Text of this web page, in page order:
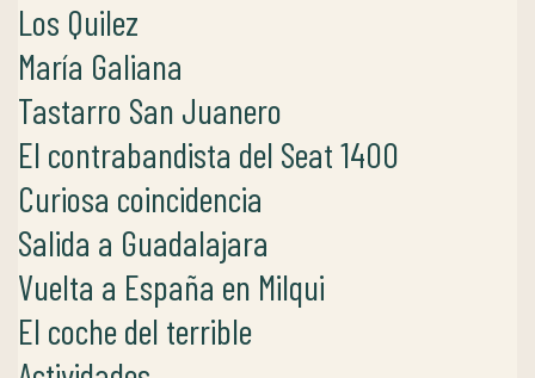
Los Quilez
María Galiana
Tastarro San Juanero
El contrabandista del Seat 1400
Curiosa coincidencia
Salida a Guadalajara
Vuelta a España en Milqui
El coche del terrible